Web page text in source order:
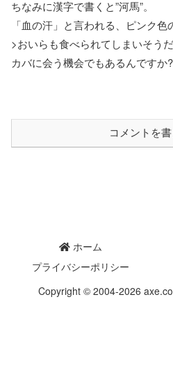
ちなみに漢字で書くと”河馬”。
「血の汗」と言われる、ピンク色
>おいらも食べられてしまいそう
カバに会う機会でもあるんですか
コメントを
ホーム
プライバシーポリシー
Copyright © 2004-2026